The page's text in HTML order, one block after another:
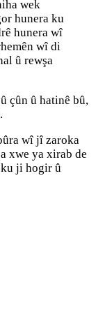
wek
hunera ku
hunera wî
wî di
û rewşa
çûn û hatinê bû,
wî jî zaroka
xwe ya xirab de
ji hogir û